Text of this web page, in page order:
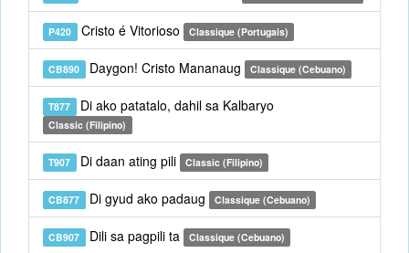
P420 Cristo é Vitorioso Classique (Portugais)
CB890 Daygon! Cristo Mananaug Classique (Cebuano)
T877 Di ako patatalo, dahil sa Kalbaryo
Classic (Filipino)
T907 Di daan ating pili Classic (Filipino)
CB877 Di gyud ako padaug Classique (Cebuano)
CB907 Dili sa pagpili ta Classique (Cebuano)